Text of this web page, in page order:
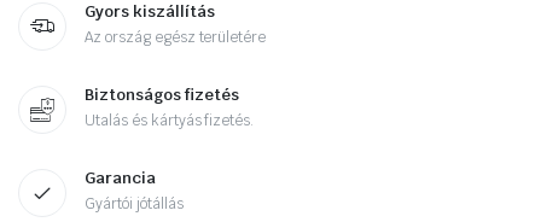
Gyors kiszállítás
Az ország egész területére
Biztonságos fizetés
Utalás és kártyás fizetés.
Garancia
Gyártói jótállás